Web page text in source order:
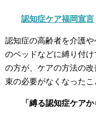
認知症ケア福岡宣言
認知症の高齢者を介護
のベッドなどに縛り付
の方が、ケアの方法の
束の必要がなくなったこ
「縛る認知症ケアか